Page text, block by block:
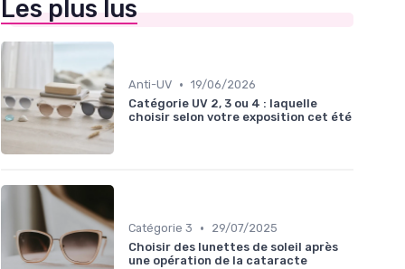
Les plus lus
Anti-UV • 19/06/2026
Catégorie UV 2, 3 ou 4 : laquelle
choisir selon votre exposition cet été
Catégorie 3 •
29/07/2025
Choisir des lunettes de soleil après
une opération de la cataracte